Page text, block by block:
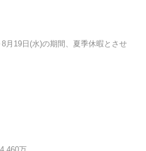
月19日(水)の期間、夏季休暇とさせ